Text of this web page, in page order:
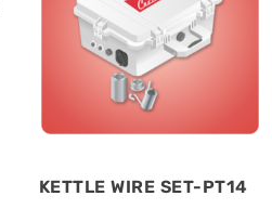
KETTLE WIRE SET-PT14